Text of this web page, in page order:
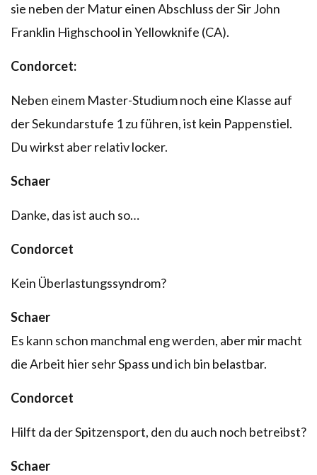
sie neben der Matur einen Abschluss der Sir John
Franklin Highschool in Yellowknife (CA).
Condorcet:
Neben einem Master-Studium noch eine Klasse auf
der Sekundarstufe 1 zu führen, ist kein Pappenstiel.
Du wirkst aber relativ locker.
Schaer
Danke, das ist auch so…
Condorcet
Kein Überlastungssyndrom?
Schaer
Es kann schon manchmal eng werden, aber mir macht
die Arbeit hier sehr Spass und ich bin belastbar.
Condorcet
Hilft da der Spitzensport, den du auch noch betreibst?
Schaer